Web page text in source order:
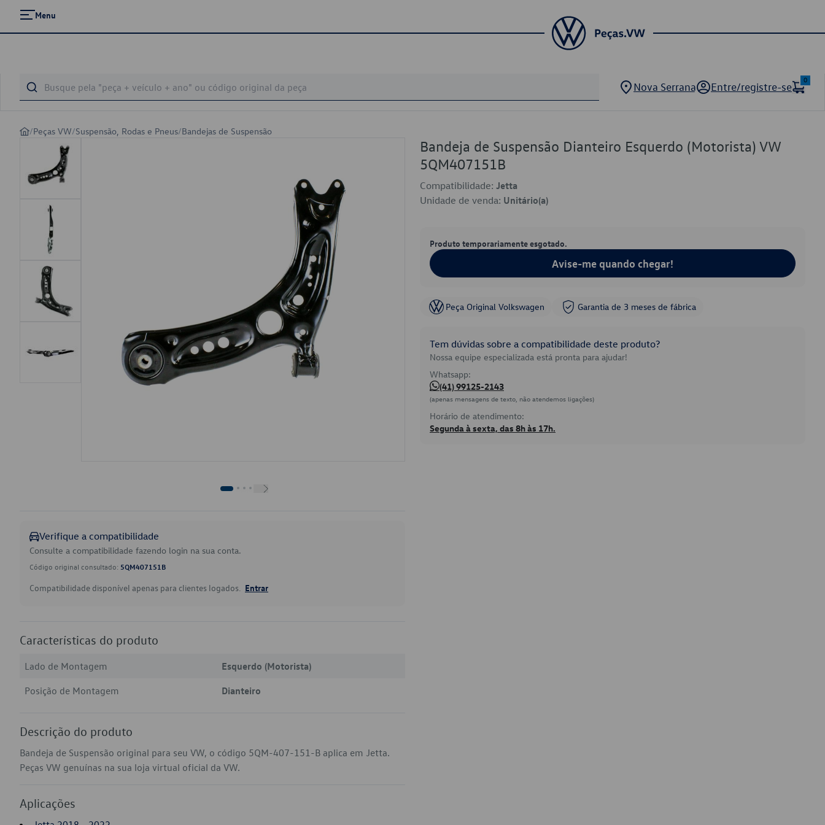
Menu
Nova Serrana Entre/registre-se
0
/Peças VW/Suspensão, Rodas e Pneus/Bandejas de Suspensão
Verifique a compatibilidade
Consulte a compatibilidade fazendo login na sua conta.
Código original consultado: 5QM407151B
Compatibilidade disponível apenas para clientes logados. Entrar
Características do produto
Lado de Montagem
Esquerdo (Motorista)
Posição de Montagem
Dianteiro
Descrição do produto
Bandeja de Suspensão original para seu VW, o código 5QM-407-151-B aplica em Jetta.
Peças VW genuínas na sua loja virtual oficial da VW.
Aplicações
Bandeja de Suspensão Dianteiro Esquerdo (Motorista) VW
5QM407151B
Compatibilidade: Jetta
Unidade de venda: Unitário(a)
Produto temporariamente esgotado.
Avise-me quando chegar!
Peça Original Volkswagen Garantia de 3 meses de fábrica
Tem dúvidas sobre a compatibilidade deste produto?
Nossa equipe especializada está pronta para ajudar!
Whatsapp:
(41) 99125-2143
(apenas mensagens de texto, não atendemos ligações)
Horário de atendimento:
Segunda à sexta, das 8h às 17h.